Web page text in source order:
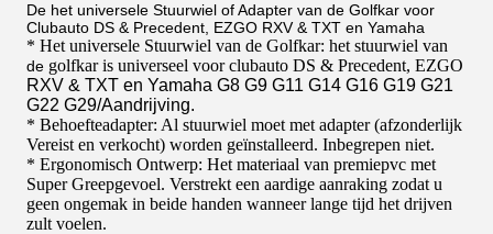
De het universele Stuurwiel of Adapter van de Golfkar voor
Clubauto DS & Precedent, EZGO RXV & TXT en Yamaha
* Het universele Stuurwiel van de Golfkar: het stuurwiel van
de golfkar is universeel voor clubauto DS & Precedent, EZGO
RXV & TXT en Yamaha G8 G9 G11 G14 G16 G19 G21
G22 G29/Aandrijving.
* Behoefteadapter: Al stuurwiel moet met adapter (afzonderlijk
Vereist en verkocht) worden geïnstalleerd. Inbegrepen niet.
* Ergonomisch Ontwerp: Het materiaal van premiepvc met
Super Greepgevoel. Verstrekt een aardige aanraking zodat u
geen ongemak in beide handen wanneer lange tijd het drijven
zult voelen.